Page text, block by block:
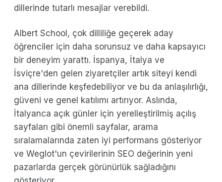
dillerinde tutarlı mesajlar verebildi.
Albert School, çok dilliliğe geçerek aday
öğrenciler için daha sorunsuz ve daha kapsayıcı
bir deneyim yarattı. İspanya, İtalya ve
İsviçre'den gelen ziyaretçiler artık siteyi kendi
ana dillerinde keşfedebiliyor ve bu da anlaşılırlığı,
güveni ve genel katılımı artırıyor. Aslında,
İtalyanca açık günler için yerelleştirilmiş açılış
sayfaları gibi önemli sayfalar, arama
sıralamalarında zaten iyi performans gösteriyor
ve Weglot'un çevirilerinin SEO değerinin yeni
pazarlarda gerçek görünürlük sağladığını